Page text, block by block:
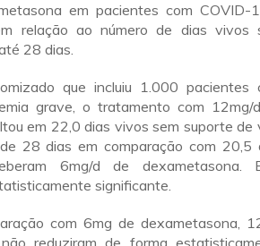
em pacientes com COVID-
relação ao número de dias vivos
28 dias.
que incluiu 1.000 pacientes
grave, o tratamento com 12mg/
em 22,0 dias vivos sem suporte de
28 dias em comparação com 20,5
6mg/d de dexametasona.
significante.
com 6mg de dexametasona,
reduziram de forma